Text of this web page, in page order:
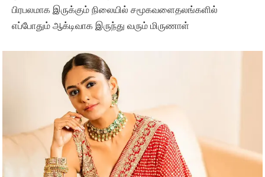
பிரபலமாக இருக்கும் நிலையில் சமூகவளைதலங்களில்
எப்போதும் ஆக்டிவாக இருந்து வரும் மிருணாள்